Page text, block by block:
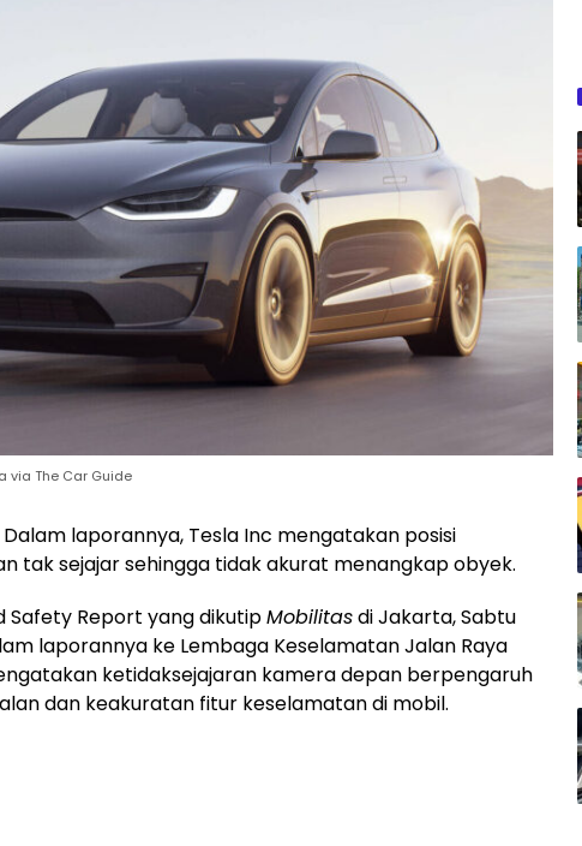
via The Car Guide
Dalam laporannya, Tesla Inc mengatakan posisi
tak sejajar sehingga tidak akurat menangkap obyek.
Safety Report yang dikutipMobilitasdi Jakarta, Sabtu
laporannya ke Lembaga Keselamatan Jalan Raya
ketidaksejajaran kamera depan berpengaruh
dan keakuratan fitur keselamatan di mobil.